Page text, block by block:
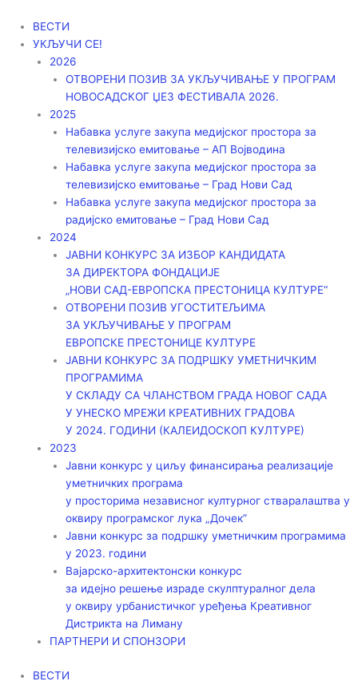
садржај
ВЕСТИ
УКЉУЧИ СЕ!
2026
ОТВОРЕНИ ПОЗИВ ЗА УКЉУЧИВАЊЕ У ПРОГРАМ
НОВОСАДСКОГ ЏЕЗ ФЕСТИВАЛА 2026.
2025
Набавка услуге закупа медијског простора за
телевизијско емитовање – АП Војводинa
Набавка услуге закупа медијског простора за
телевизијско емитовање – Град Нови Сад
Набавка услуге закупа медијског простора за
радијско емитовање – Град Нови Сад
2024
ЈАВНИ КОНКУРС ЗА ИЗБОР КАНДИДАТА
ЗА ДИРЕКТОРА ФОНДАЦИЈЕ
„НОВИ САД-ЕВРОПСКА ПРЕСТОНИЦА КУЛТУРЕ“
ОТВОРЕНИ ПОЗИВ УГОСТИТЕЉИМА
ЗА УКЉУЧИВАЊЕ У ПРОГРАМ
ЕВРОПСКЕ ПРЕСТОНИЦЕ КУЛТУРЕ
ЈАВНИ КОНКУРС ЗА ПОДРШКУ УМЕТНИЧКИМ
ПРОГРАМИМА
У СКЛАДУ СА ЧЛАНСТВОМ ГРАДА НОВОГ САДА
У УНЕСКО МРЕЖИ КРЕАТИВНИХ ГРАДОВА
У 2024. ГОДИНИ (КАЛЕИДОСКОП КУЛТУРЕ)
2023
Јавни конкурс у циљу финансирања реализације
уметничких програма
у просторима независног културног стваралаштва у
оквиру програмског лука „Дочек”
Јавни конкурс за подршку уметничким програмима
у 2023. години
Вајарско-архитектонски конкурс
за идејно решење израде скулптуралног дела
у оквиру урбанистичког уређења Креативног
Дистрикта на Лиману
ПАРТНЕРИ И СПОНЗОРИ
ВЕСТИ